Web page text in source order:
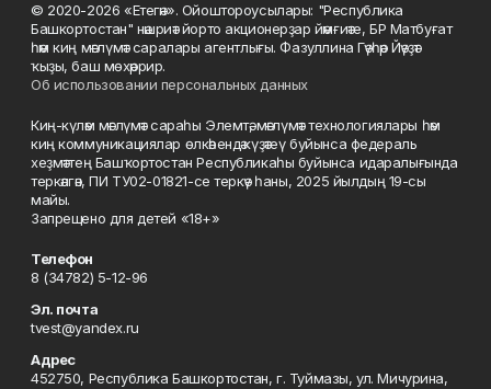
© 2020-2026 «Етегән». Ойоштороусылары: "Республика
Башкортостан" нәшриәт йорто акционерҙар йәмғиәте, БР Матбуғат
һәм киң мәғлүмәт саралары агентлығы. Фазуллина Гәүһәр Йәүҙәт
ҡыҙы, баш мөхәррир.
Об использовании персональных данных
Киң-күләм мәғлүмәт сараһы Элемтә, мәғлүмәт технологиялары һәм
киң коммуникациялар өлкәһендә күҙәтеү буйынса федераль
хеҙмәттең Башҡортостан Республикаһы буйынса идаралығында
теркәлгән, ПИ ТУ02-01821-се теркәү һаны, 2025 йылдың 19-сы
майы.
Запрещено для детей «18+»
Телефон
8 (34782) 5-12-96
Эл. почта
tvest@yandex.ru
Адрес
452750, Республика Башкортостан, г. Туймазы, ул. Мичурина,